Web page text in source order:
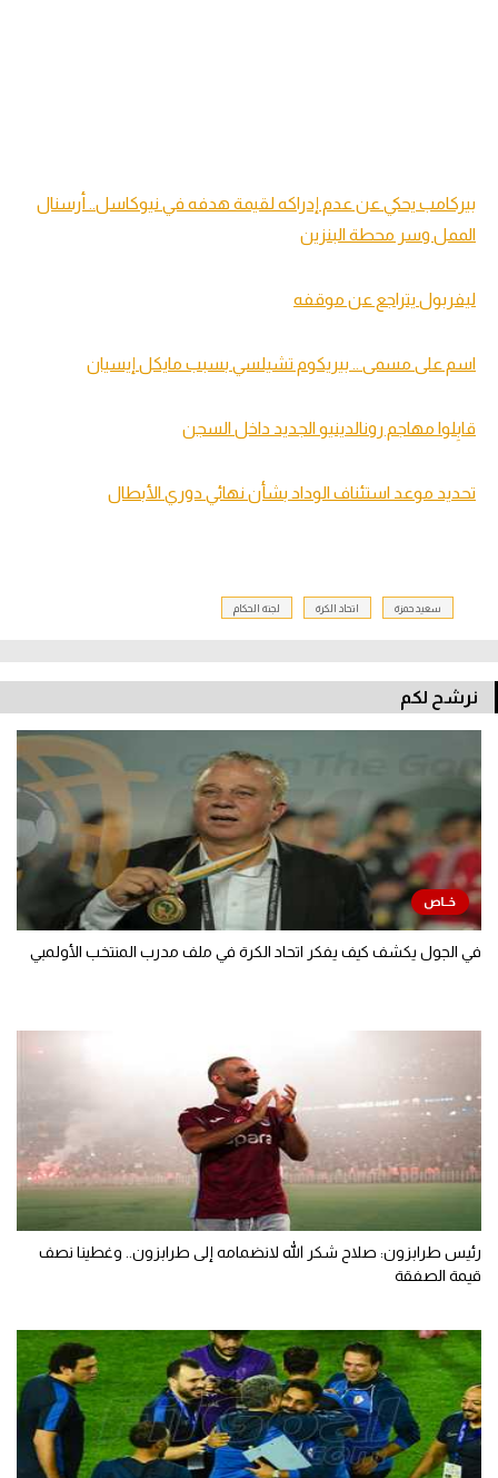
بيركامب يحكي عن عدم إدراكه لقيمة هدفه في نيوكاسل.. أرسنال
الممل وسر محطة البنزين
ليفربول يتراجع عن موقفه
اسم على مسمى .. بيريكوم تشيلسي بسبب مايكل إيسيان
قابِلوا مهاجم رونالدينيو الجديد داخل السجن
تحديد موعد استئناف الوداد بشأن نهائي دوري الأبطال
سعيد حمزة اتحاد الكرة لجنة الحكام
نرشح لكم
في الجول يكشف كيف يفكر اتحاد الكرة في ملف مدرب المنتخب الأولمبي
رئيس طرابزون: صلاح شكر الله لانضمامه إلى طرابزون.. وغطينا نصف
قيمة الصفقة